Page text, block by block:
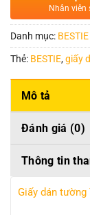
Nhân viên
Danh mục:
Thẻ: BESTIE,giấy
Mô tả
Đánh giá (0)
Thông tin
Giấy dán tường